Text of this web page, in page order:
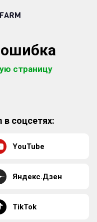
страницу
в соцсетях:
YouTube
Яндекс.Дзен
TikTok